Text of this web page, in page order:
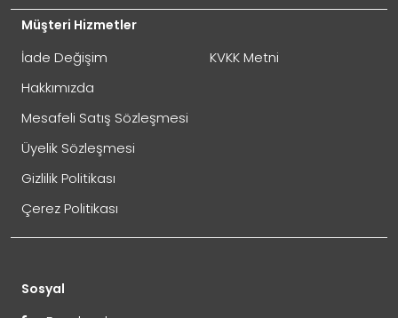
Müşteri Hizmetler
İade Değişim
Hakkımızda
Mesafeli Satış Sözleşmesi
Üyelik Sözleşmesi
Gizlilik Politikası
Çerez Politikası
KVKK Metni
Sosyal